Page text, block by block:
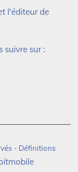
l'éditeur de
suivre sur :
- Définitions